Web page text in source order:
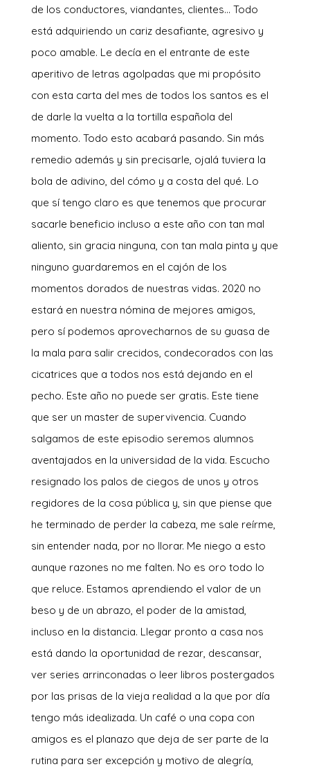
de los conductores, viandantes, clientes… Todo
está adquiriendo un cariz desafiante, agresivo y
poco amable. Le decía en el entrante de este
aperitivo de letras agolpadas que mi propósito
con esta carta del mes de todos los santos es el
de darle la vuelta a la tortilla española del
momento. Todo esto acabará pasando. Sin más
remedio además y sin precisarle, ojalá tuviera la
bola de adivino, del cómo y a costa del qué. Lo
que sí tengo claro es que tenemos que procurar
sacarle beneficio incluso a este año con tan mal
aliento, sin gracia ninguna, con tan mala pinta y que
ninguno guardaremos en el cajón de los
momentos dorados de nuestras vidas. 2020 no
estará en nuestra nómina de mejores amigos,
pero sí podemos aprovecharnos de su guasa de
la mala para salir crecidos, condecorados con las
cicatrices que a todos nos está dejando en el
pecho. Este año no puede ser gratis. Este tiene
que ser un master de supervivencia. Cuando
salgamos de este episodio seremos alumnos
aventajados en la universidad de la vida. Escucho
resignado los palos de ciegos de unos y otros
regidores de la cosa pública y, sin que piense que
he terminado de perder la cabeza, me sale reírme,
sin entender nada, por no llorar. Me niego a esto
aunque razones no me falten. No es oro todo lo
que reluce. Estamos aprendiendo el valor de un
beso y de un abrazo, el poder de la amistad,
incluso en la distancia. Llegar pronto a casa nos
está dando la oportunidad de rezar, descansar,
ver series arrinconadas o leer libros postergados
por las prisas de la vieja realidad a la que por día
tengo más idealizada. Un café o una copa con
amigos es el planazo que deja de ser parte de la
rutina para ser excepción y motivo de alegría,